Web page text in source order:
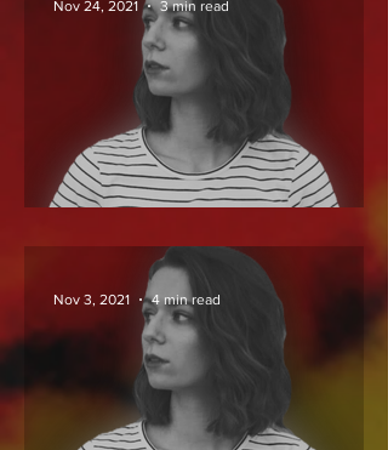
Nov 24, 2021 3 min read
Nov 3, 2021 4 min read